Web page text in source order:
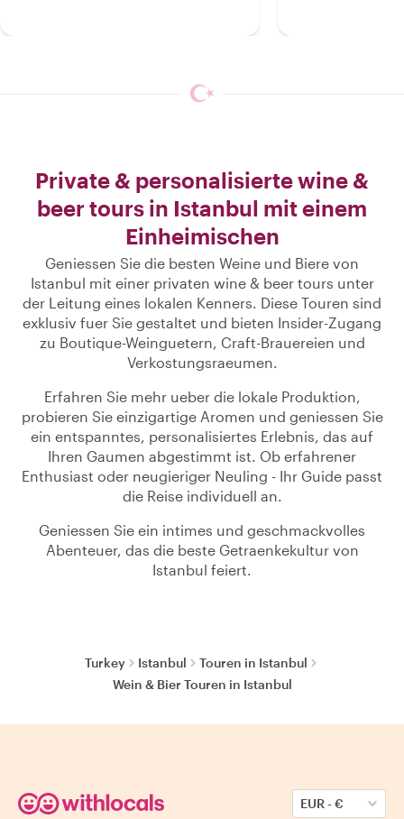
Private & personalisierte wine &
beer tours in Istanbul mit einem
Einheimischen
Geniessen Sie die besten Weine und Biere von
Istanbul mit einer privaten wine & beer tours unter
der Leitung eines lokalen Kenners. Diese Touren sind
exklusiv fuer Sie gestaltet und bieten Insider-Zugang
zu Boutique-Weinguetern, Craft-Brauereien und
Verkostungsraeumen.
Erfahren Sie mehr ueber die lokale Produktion,
probieren Sie einzigartige Aromen und geniessen Sie
ein entspanntes, personalisiertes Erlebnis, das auf
Ihren Gaumen abgestimmt ist. Ob erfahrener
Enthusiast oder neugieriger Neuling - Ihr Guide passt
die Reise individuell an.
Geniessen Sie ein intimes und geschmackvolles
Abenteuer, das die beste Getraenkekultur von
Istanbul feiert.
Turkey Istanbul
Touren in Istanbul
Wein & Bier Touren in Istanbul
EUR-€